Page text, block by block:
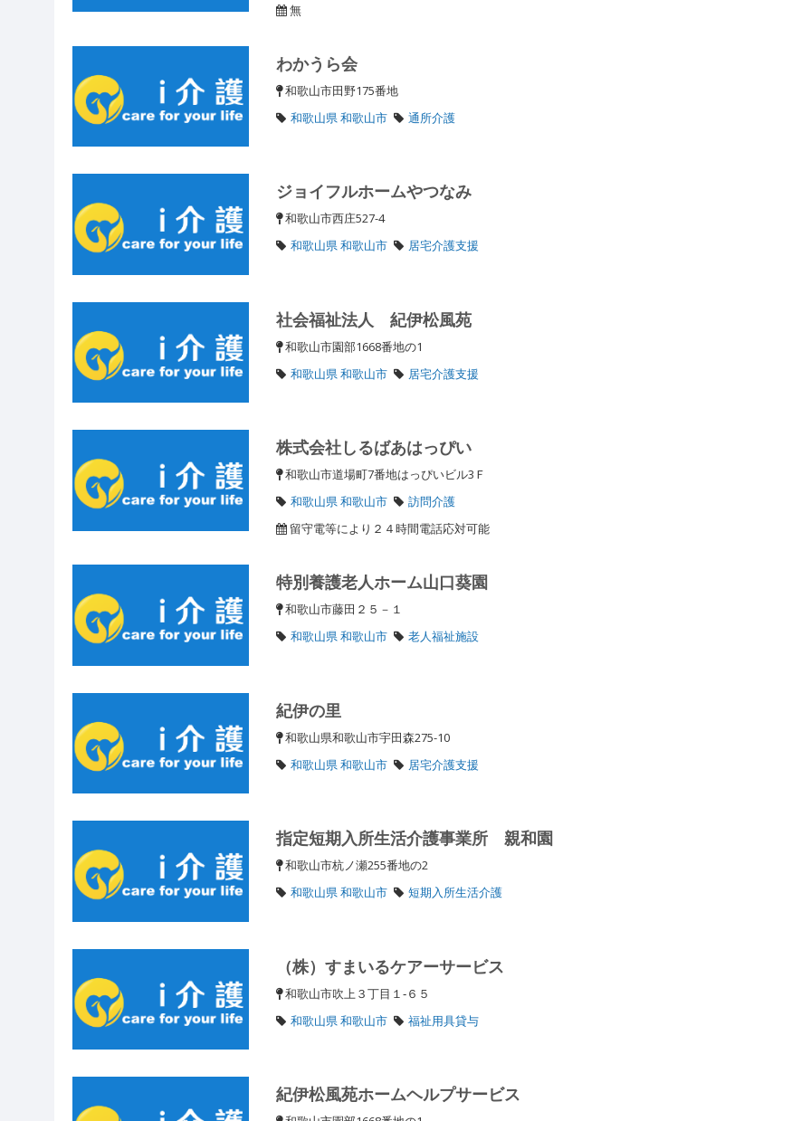
無
わかうら会
和歌山市田野175番地
和歌山県 和歌山市
通所介護
ジョイフルホームやつなみ
和歌山市西庄527-4
和歌山県 和歌山市
居宅介護支援
社会福祉法人 紀伊松風苑
和歌山市園部1668番地の1
和歌山県 和歌山市
居宅介護支援
株式会社しるばあはっぴい
和歌山市道場町7番地はっぴいビル3Ｆ
和歌山県 和歌山市
訪問介護
留守電等により２４時間電話応対可能
特別養護老人ホーム山口葵園
和歌山市藤田２５－１
和歌山県 和歌山市
老人福祉施設
紀伊の里
和歌山県和歌山市宇田森275-10
和歌山県 和歌山市
居宅介護支援
指定短期入所生活介護事業所 親和園
和歌山市杭ノ瀬255番地の2
和歌山県 和歌山市
短期入所生活介護
（株）すまいるケアーサービス
和歌山市吹上３丁目１‐６５
和歌山県 和歌山市
福祉用具貸与
紀伊松風苑ホームヘルプサービス